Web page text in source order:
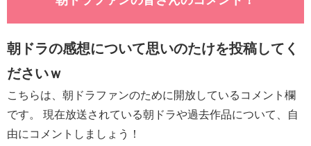
朝ドラの感想について思いのたけを投稿してく
ださいｗ
こちらは、朝ドラファンのために開放しているコメント欄
です。 現在放送されている朝ドラや過去作品について、自
由にコメントしましょう！